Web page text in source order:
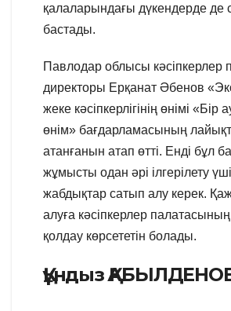
қалаларындағы дүкендерде де
бастады.
Павлодар облысы кәсіпкерлер
директоры Ерқанат Әбенов
жеке кәсіпкерлігінің өнімі «Бір
өнім» бағдарламасының
атанғанын атап өтті. Енді бұл
жұмысты одан әрі ілгерілету
жабдықтар сатып алу керек.
алуға кәсіпкерлер
қолдау көрсететін болады.
Құндыз